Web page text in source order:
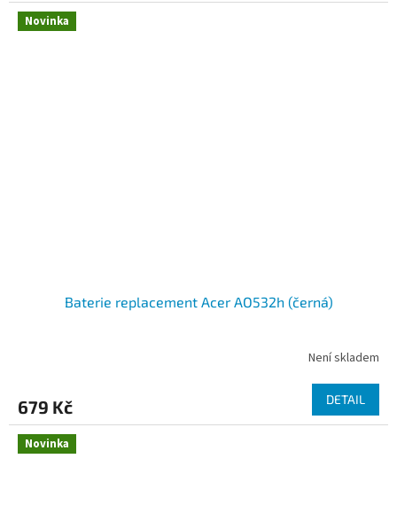
Novinka
Baterie replacement Acer AO532h (černá)
Není skladem
679 Kč DETAIL
Novinka